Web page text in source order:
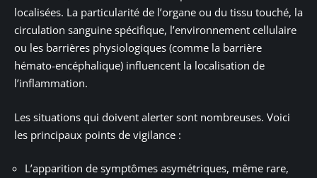
localisées. La particularité de l’organe ou du tissu touché, la
circulation sanguine spécifique, l’environnement cellulaire
ou les barrières physiologiques (comme la barrière
hémato-encéphalique) influencent la localisation de
l’inflammation.
Les situations qui doivent alerter sont nombreuses. Voici
les principaux points de vigilance :
L’apparition de symptômes asymétriques, même rare,